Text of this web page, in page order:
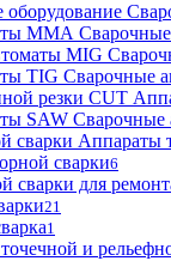
Сварочные
Сварочные
Аппараты
сварки6
сварки для
21
1
и